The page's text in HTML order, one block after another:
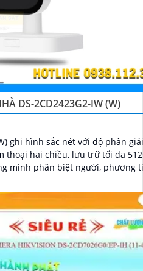
DS-2CD2423G2-IW (W)
ghi hình sắc nét với độ phân
thoại hai chiều, lưu trữ tối đa
minh phân biệt người, phương